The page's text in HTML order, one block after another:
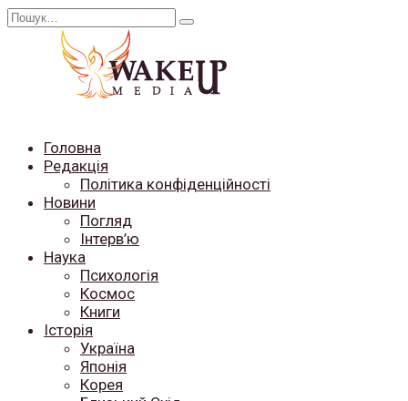
Перейти
Search
Головна
Редакція
Політика конфіденційності
Новини
Погляд
Інтерв’ю
Наука
Психологія
Космос
Книги
Історія
Україна
Японія
Корея